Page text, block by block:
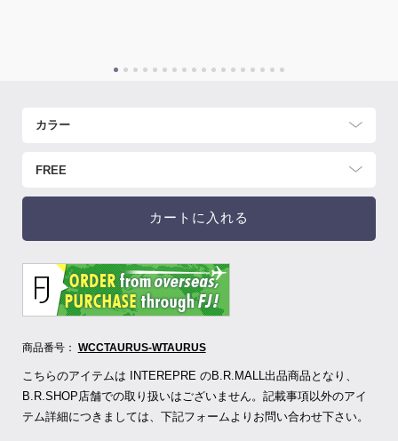
カートに入れる
商品番号： WCCTAURUS-WTAURUS
こちらのアイテムは INTEREPRE のB.R.MALL出品商品となり、
B.R.SHOP店舗での取り扱いはございません。記載事項以外のアイ
テム詳細につきましては、下記フォームよりお問い合わせ下さい。